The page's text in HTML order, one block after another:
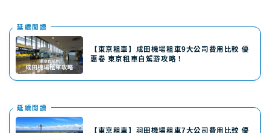
延續閲讀
【東京租車】成田機場租車9大公司費用比較 優
惠卷 東京租車自駕游攻略！
延續閲讀
【東京租車】羽田機場租車7大公司費用比較 優